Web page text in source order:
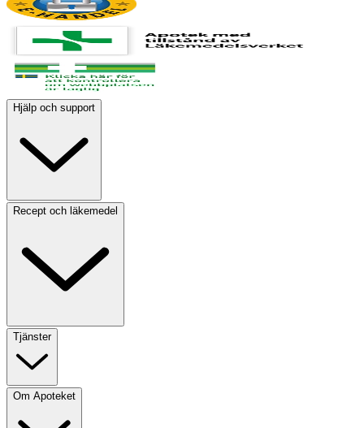
Hjälp och support
Recept och läkemedel
Tjänster
Om Apoteket